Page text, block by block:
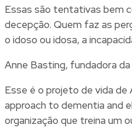
Essas são tentativas bem
decepção. Quem faz as
o idoso ou idosa, a
Anne Basting, fundadora
Esse é o projeto de vida de
approach to dementia and
organização que treina um